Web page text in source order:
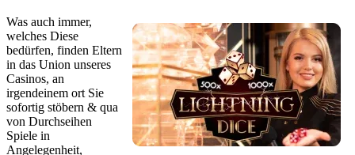
Was auch immer,
welches Diese
bedürfen, finden Eltern
in das Union unseres
Casinos, an
irgendeinem ort Sie
sofortig stöbern & qua
von Durchseihen
Spiele in
Angelegenheit,